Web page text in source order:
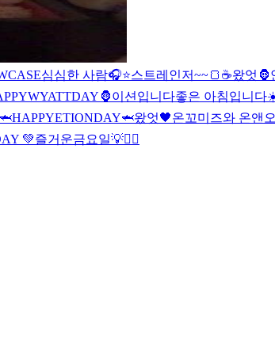
심심한 사람🎧⭐️스트레인저~~🍞☕️왔엇🦍
이션입니다좋은 아침입니다
🦈HAPPYETIONDAY🦈왔엇🖤온꼬미즈와 온앤
💚즐거운금요일💡✌🏻